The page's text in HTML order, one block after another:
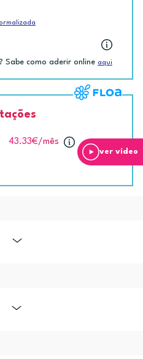
ver vídeo
Sabe como aderir online aqui
43.33€/mês